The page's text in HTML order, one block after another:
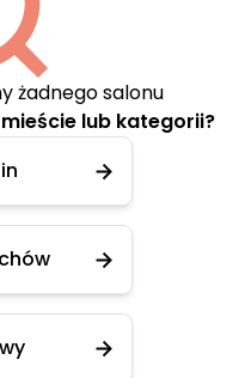
żadnego salonu
lub kategorii?